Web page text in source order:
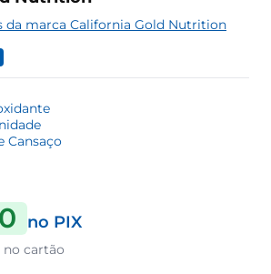
da marca California Gold Nutrition
Cansaço
no PIX
no cartão